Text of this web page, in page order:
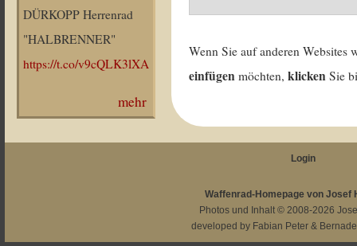
DÜRKOPP Herrenrad
"HALBRENNER"
https://t.co/v9cQLK3lXA
mehr
Wenn Sie auf anderen
einfügen möchten,klicken Sie
Login
Waffenrad-Homepage von Josef
Photos und Inhalt © 2008-2026
developed by Fabian Peter &